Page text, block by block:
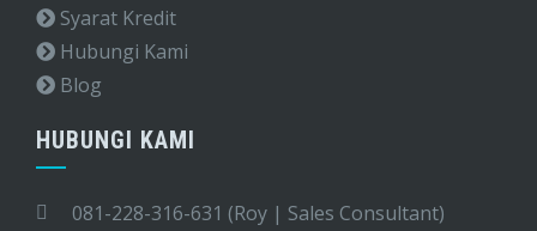
Syarat Kredit
Hubungi Kami
Blog
HUBUNGI KAMI
081-228-316-631 (Roy | Sales Consultant)